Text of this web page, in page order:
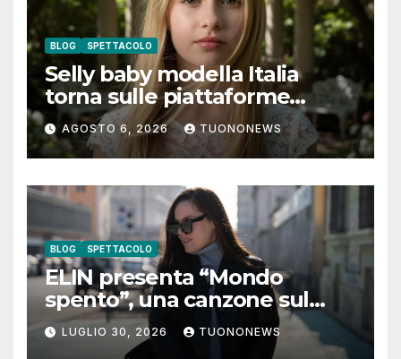
BLOG SPETTACOLO
Selly baby modella Italia
torna sulle piattaforme
digitali con “Luna lei mi
guarda”
AGOSTO 6, 2026 TUONONEWS
BLOG SPETTACOLO
ELIN presenta “Mondo
spento”, una canzone sul
coraggio di lasciare andare i
pensieri negativi
LUGLIO 30, 2026 TUONONEWS